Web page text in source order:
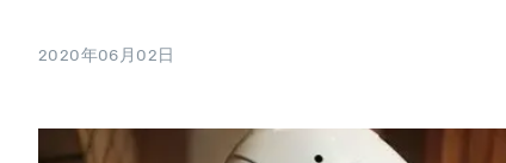
2020年06月02日